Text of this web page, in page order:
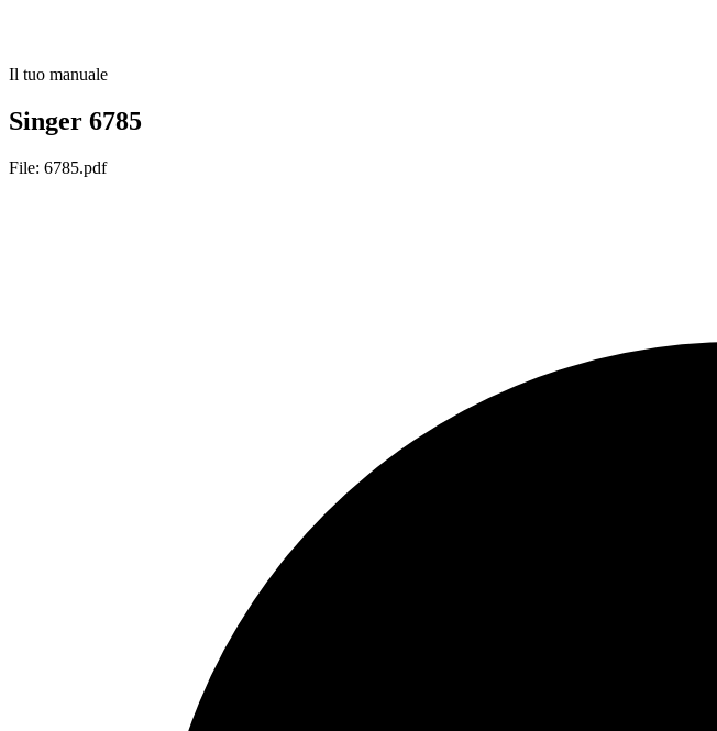
Il tuo manuale
Singer 6785
File: 6785.pdf